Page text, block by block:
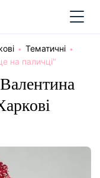
Тематичні
на паличці"